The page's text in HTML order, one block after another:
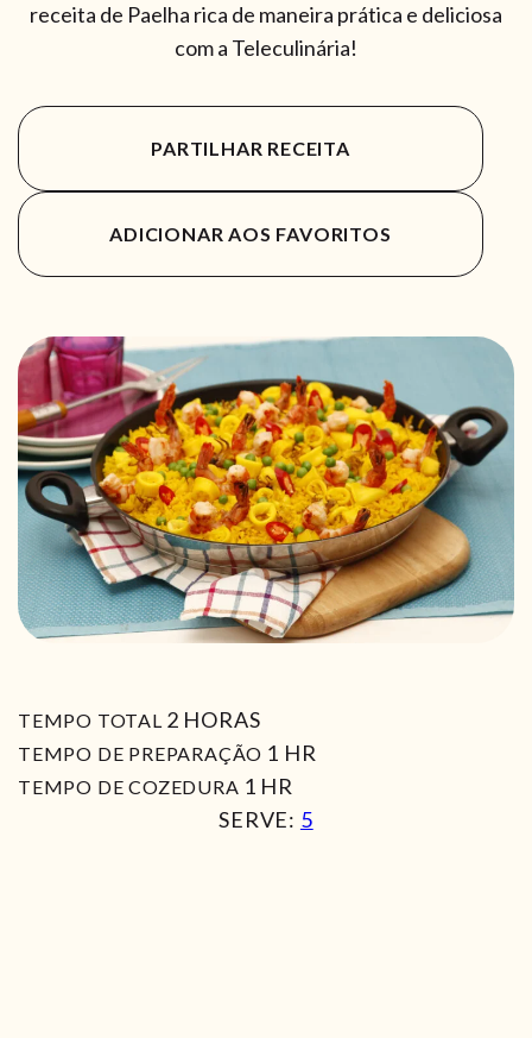
receita de Paelha rica de maneira prática e deliciosa
com a Teleculinária!
PARTILHAR RECEITA
ADICIONAR AOS FAVORITOS
TEMPO TOTAL 2HORAS
HORAS
TEMPO DE PREPARAÇÃO 1 HORA
HR
TEMPO DE COZEDURA 1 HORA
HR
SERVE: 5